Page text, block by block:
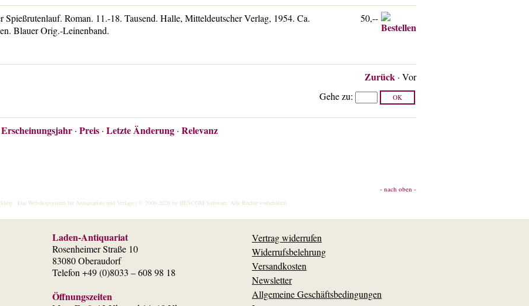
Spießrutenlauf. Roman. 11.-18. Tausend. Halle, Mitteldeutscher Verlag, 1954. Ca.
Blauer Orig.-Leinenband.
50,--
Zurück · Vor
Gehe zu:
Erscheinungsjahr · Preis · Letzte Änderung · Relevanz
- nach oben -
- Das Webshopsystem für Antiquariate und Verlage | © 2006-2026 by HESCOM-Software. Alle Rechte vorbehalten.
Laden-Antiquariat
Rosenheimer Straße 10
83080 Oberaudorf
Telefon +49 (0)8033 – 608 98 18
Öffnungszeiten
Vertrag widerrufen
Widerrufsbelehrung
Versandkosten
Newsletter
Allgemeine Geschäftsbedingungen